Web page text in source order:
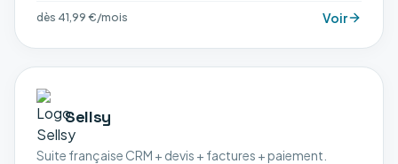
dès 41,99 €/mois Voir
Sellsy
Suite française CRM + devis + factures + paiement.